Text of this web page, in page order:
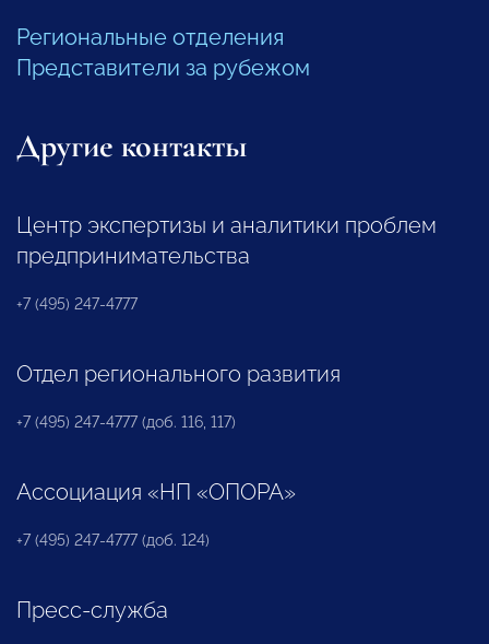
Региональные отделения
Представители за рубежом
Другие контакты
Центр экспертизы и аналитики проблем
предпринимательства
+7 (495) 247-4777
Отдел регионального развития
+7 (495) 247-4777 (доб. 116, 117)
Ассоциация «НП «ОПОРА»
+7 (495) 247-4777 (доб. 124)
Пресс-служба